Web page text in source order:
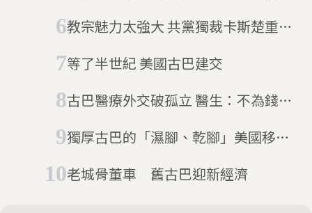
教宗魅力太強大 共黨獨裁卡斯楚重拾
等了半世紀 美國古巴建交
古巴醫療外交破孤立 醫生：不為錢只
獨厚古巴的「濕腳、乾腳」美國移民
老城骨董車 舊古巴迎新經濟